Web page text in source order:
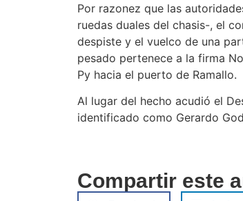
Por razonez que las
ruedas duales del chasis-, el
despiste y el vuelco de una
pesado pertenece a la firma
Py hacia el puerto de Ramallo.
Al lugar del hecho acudió el
identificado como Gerardo
Compartir este